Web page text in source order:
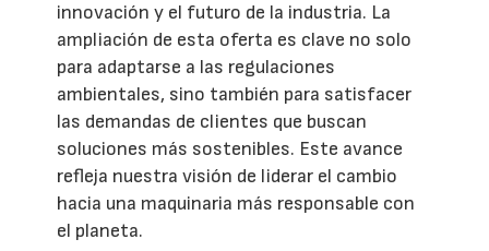
innovación y el futuro de la industria. La
ampliación de esta oferta es clave no solo
para adaptarse a las regulaciones
ambientales, sino también para satisfacer
las demandas de clientes que buscan
soluciones más sostenibles. Este avance
refleja nuestra visión de liderar el cambio
hacia una maquinaria más responsable con
el planeta.